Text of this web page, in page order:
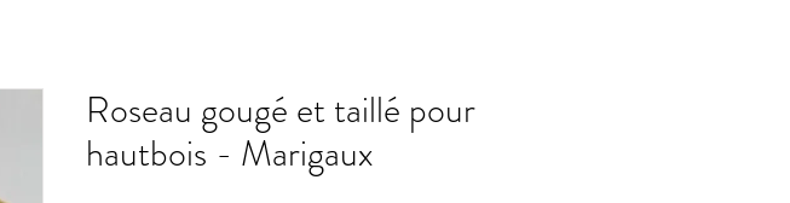
Roseau gougé et taillé pour
hautbois - Marigaux